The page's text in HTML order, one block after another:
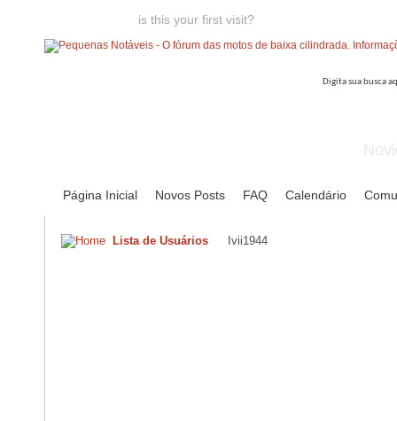
is this your first visit?
Página Inicial Novos Posts FAQ Calendário
Lista de Usuários Ivii1944